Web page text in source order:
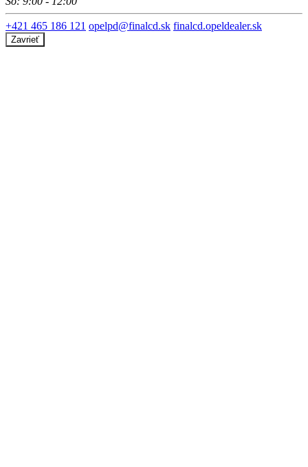
+421 465 186 121 opelpd@finalcd.sk finalcd.opeldealer.sk
Zavrieť